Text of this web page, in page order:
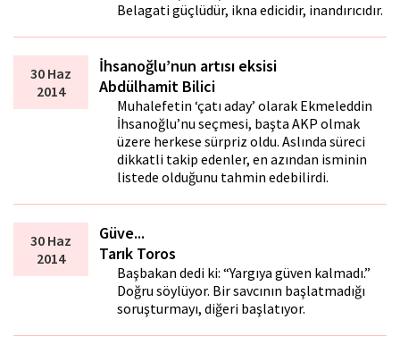
Belagati güçlüdür, ikna edicidir, inandırıcıdır.
30 Haz
2014
İhsanoğlu’nun artısı eksisi
Abdülhamit Bilici
Muhalefetin ‘çatı aday’ olarak Ekmeleddin
İhsanoğlu’nu seçmesi, başta AKP olmak
üzere herkese sürpriz oldu. Aslında süreci
dikkatli takip edenler, en azından isminin
listede olduğunu tahmin edebilirdi.
30 Haz
2014
Güve...
Tarık Toros
Başbakan dedi ki: “Yargıya güven kalmadı.”
Doğru söylüyor. Bir savcının başlatmadığı
soruşturmayı, diğeri başlatıyor.